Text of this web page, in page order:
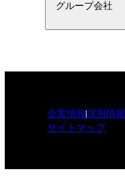
グループ会社
企業情報採用情報
サイトマップ